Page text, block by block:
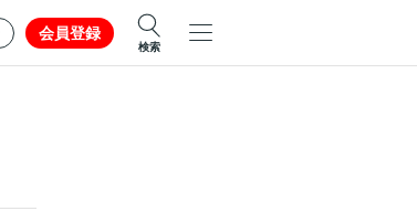
会員登録
検索